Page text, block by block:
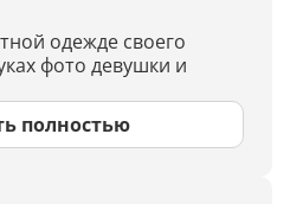
одежде своего
фото девушки и
полностью